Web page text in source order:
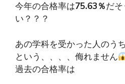
今年の合格率は75.63％だ
い？？？
あの学科を受かった人のう
という、、、、侮れません
過去の合格率は